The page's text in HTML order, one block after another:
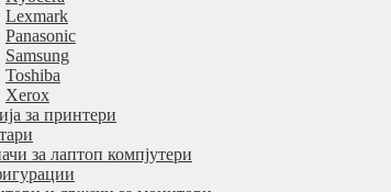
Lexmark
Panasonic
Samsung
Toshiba
Xerox
за принтери
за лаптоп компјутери